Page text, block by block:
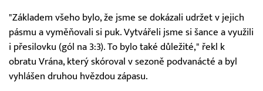
"Základem všeho bylo, že jsme se dokázali udržet v jejich
pásmu a vyměňovali si puk. Vytvářeli jsme si šance a využili
i přesilovku (gól na 3:3). To bylo také důležité," řekl k
obratu Vrána, který skóroval v sezoně podvanácté a byl
vyhlášen druhou hvězdou zápasu.